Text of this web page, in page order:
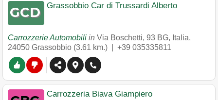
Grassobbio Car di Trussardi Alberto
Carrozzerie Automobili in Via Boschetti, 93 BG, Italia,
24050 Grassobbio (3.61 km.) | +39 035335811
Carrozzeria Biava Giampiero